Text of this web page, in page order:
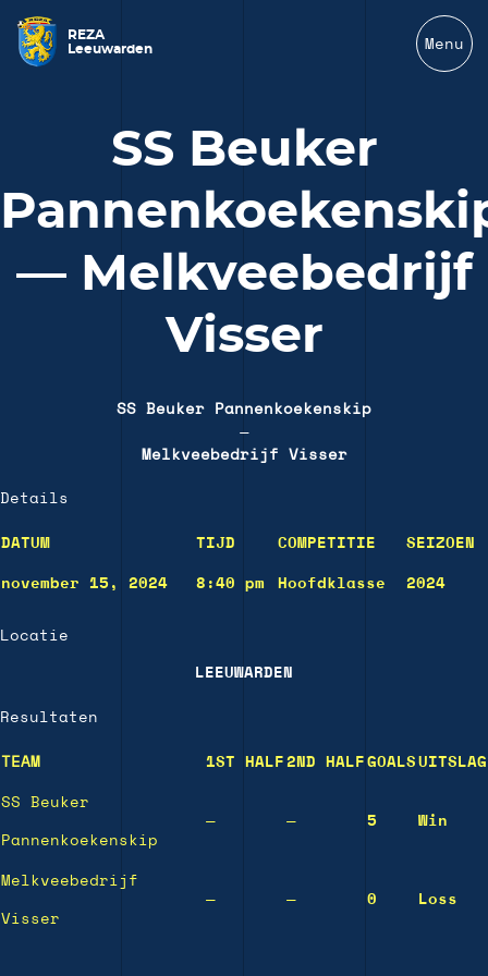
REZA
Leeuwarden
Menu
SS Beuker
— Melkveebedrijf
Visser
SS Beuker Pannenkoekenskip
—
Melkveebedrijf Visser
Details
DATUM TIJD COMPETITIE SEIZOEN
november 15, 2024 8:40 pm Hoofdklasse 2024
Locatie
LEEUWARDEN
Resultaten
TEAM 1ST HALF 2ND HALF GOALS UITSLAG
SS Beuker
Pannenkoekenskip
— — 5 Win
Melkveebedrijf
Visser
— — 0 Loss